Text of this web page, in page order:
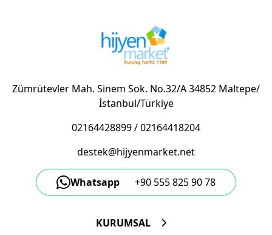
Zümrütevler Mah. Sinem Sok. No.32/A 34852 Maltepe/
İstanbul/Türkiye
02164428899/02164418204
destek@hijyenmarket.net
Whatsapp +90 555 825 90 78
KURUMSAL